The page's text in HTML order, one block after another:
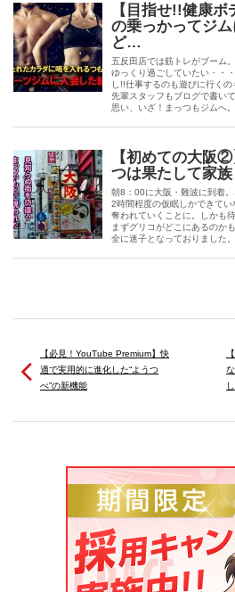
【目指せ!!健康
の乗っかってジ
ど…
五反田店では筋トレがブーム
ゆっくり過ごしていたい・・
し!!仕事するのも遊びに行くの
先輩スタッフもブログで書い
思い、いざ！まっつもジムへ。
【初めての大阪
つは果たして家
朝8：00に大阪・難波に到着
2時間程度の仮眠しかできて
奪われていくことに。しかも
まずグリコがどこにあるのか
全に迷子となっておりました。
【必見！YouTube Premium】快
適で実用的に進化した“ようつ
べ”の新機能